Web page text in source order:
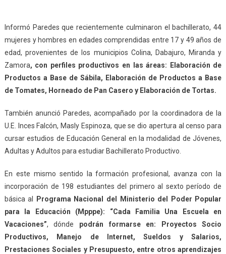
Informó Paredes que recientemente culminaron el bachillerato, 44
mujeres y hombres en edades comprendidas entre 17 y 49 años de
edad, provenientes de los municipios Colina, Dabajuro, Miranda y
Zamora, con perfiles productivos en las áreas: Elaboración de
Productos a Base de Sábila, Elaboración de Productos a Base
de Tomates, Horneado de Pan Casero y Elaboración de Tortas.
También anunció Paredes, acompañado por la coordinadora de la
U.E. Inces Falcón, Masly Espinoza, que se dio apertura al censo para
cursar estudios de Educación General en la modalidad de Jóvenes,
Adultas y Adultos para estudiar Bachillerato Productivo.
En este mismo sentido la formación profesional, avanza con la
incorporación de 198 estudiantes del primero al sexto período de
básica al
Programa Nacional del Ministerio del Poder Popular
para la Educación (Mpppe): “Cada Familia Una Escuela en
Vacaciones”, dónde podrán formarse en: Proyectos Socio
Productivos, Manejo de Internet, Sueldos y Salarios,
Prestaciones Sociales y Presupuesto, entre otros aprendizajes